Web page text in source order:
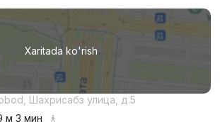
Xaritada ko'rish
Шахрисабз улица, д.5
м 3 мин